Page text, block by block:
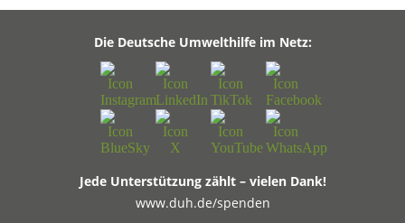
Die Deutsche Umwelthilfe im Netz:
Jede Unterstützung zählt – vielen Dank!
www.duh.de/spenden